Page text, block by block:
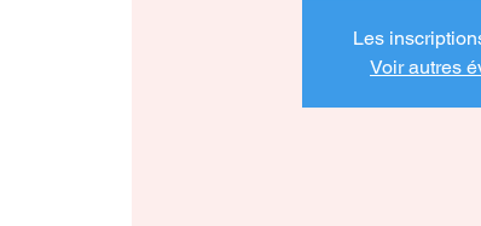
Les
Voir autres